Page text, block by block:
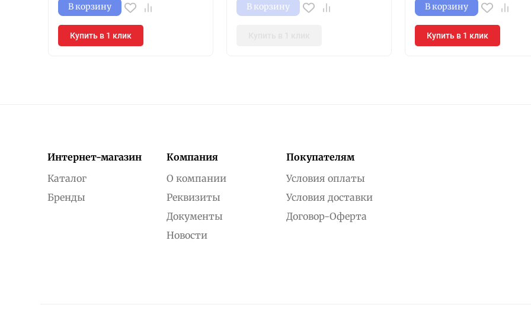
В корзину
Купить в 1 клик
В корзину В корзину
Купить в 1 клик
Интернет-магазин
Каталог
Бренды
Компания
О компании
Реквизиты
Документы
Новости
Покупателям
Условия оплаты
Условия доставки
Договор-Оферта